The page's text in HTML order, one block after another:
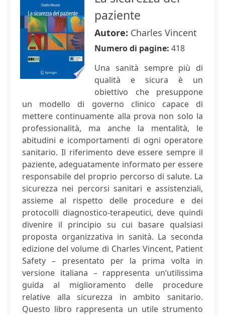
paziente
Autore: Charles Vincent
Numero di pagine: 418
Una sanità sempre più di
qualità e sicura è un
obiettivo che presuppone
un modello di governo clinico capace di
mettere continuamente alla prova non solo la
professionalità, ma anche la mentalità, le
abitudini e icomportamenti di ogni operatore
sanitario. Il riferimento deve essere sempre il
paziente, adeguatamente informato per essere
responsabile del proprio percorso di salute. La
sicurezza nei percorsi sanitari e assistenziali,
assieme al rispetto delle procedure e dei
protocolli diagnostico-terapeutici, deve quindi
divenire il principio su cui basare qualsiasi
proposta organizzativa in sanità. La seconda
edizione del volume di Charles Vincent, Patient
Safety – presentato per la prima volta in
versione italiana – rappresenta un’utilissima
guida al miglioramento delle procedure
relative alla sicurezza in ambito sanitario.
Questo libro rappresenta un utile strumento